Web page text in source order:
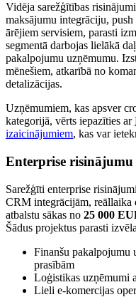
Vidēja sarežģītības
maksājumu integrāciju,
ārējiem servisiem, parasti
segmentā darbojas lielākā
pakalpojumu uzņēmumu.
mēnešiem, atkarībā no
detalizācijas.
Uzņēmumiem, kas apsver
kategorijā, vērts iepazīties ar
izaicinājumiem, kas var
Enterprise risinājumu
Sarežģīti enterprise
CRM integrācijām, reāllaika
atbalstu sākas no 25 000
Šādus projektus parasti
Finanšu pakalpojumu
prasībām
Loģistikas uzņēmumi
Lieli e-komercijas